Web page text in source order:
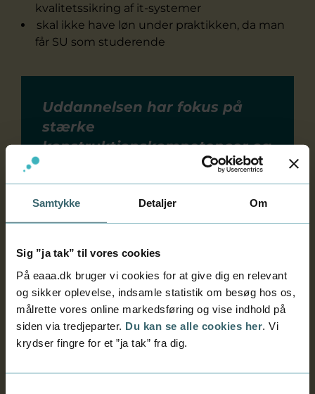
Samtykke Detaljer Om
Sig ”ja tak” til vores cookies
På eaaa.dk bruger vi cookies for at give dig en relevant
og sikker oplevelse, indsamle statistik om besøg hos os,
målrette vores online markedsføring og vise indhold på
siden via tredjeparter. Du kan se alle cookies her . Vi
krydser fingre for et ”ja tak” fra dig.
kvalitetssikring af it-systemer
skal ikke have løn under praktikken, da man
får SU som studerende
Uddannelsen har fokus på
stærke
konstruktionskompetencer og
evnen til at binde forskellige
former for it-arkitektur
sammen. Det vil gøre
dimittenderne populære på
arbejdsmarkedet, da de
meget målrettet kan være
med til at dække den mangel,
vi ser på kvalificeret it-
arbejdskraft.